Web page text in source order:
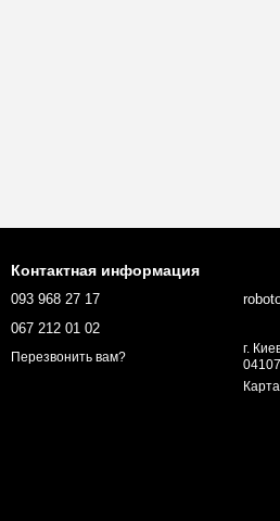
Контактная информация
093 968 27 17
067 212 01 02
Перезвонить вам?
г.
04107